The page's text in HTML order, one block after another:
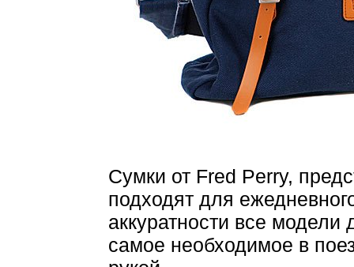
Сумки от Fred Perry,
подходят для
аккуратности все модели
самое необходимое в